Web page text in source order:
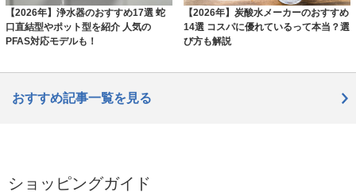
【2026年】浄水器のおすすめ17選 蛇
口直結型やポット型を紹介 人気の
PFAS対応モデルも！
【2026年】炭酸水メーカーのおすすめ
14選 コスパに優れているって本当？選
び方も解説
おすすめ記事一覧を見る
ショッピングガイド